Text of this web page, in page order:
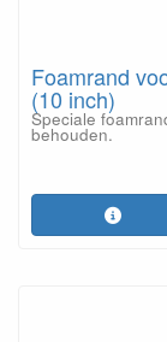
Foamrand
(10 inch)
Speciale
behouden.